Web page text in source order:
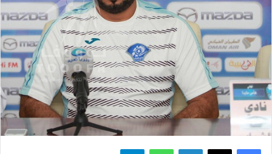
فيسبوك ‫X لينكدإن واتساب تيلقرام